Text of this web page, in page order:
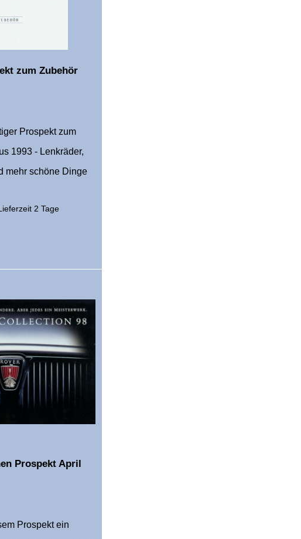
zum Zubehör
Prospekt zum
1993 - Lenkräder,
mehr schöne Dinge
2 Tage
Prospekt April
Prospekt ein